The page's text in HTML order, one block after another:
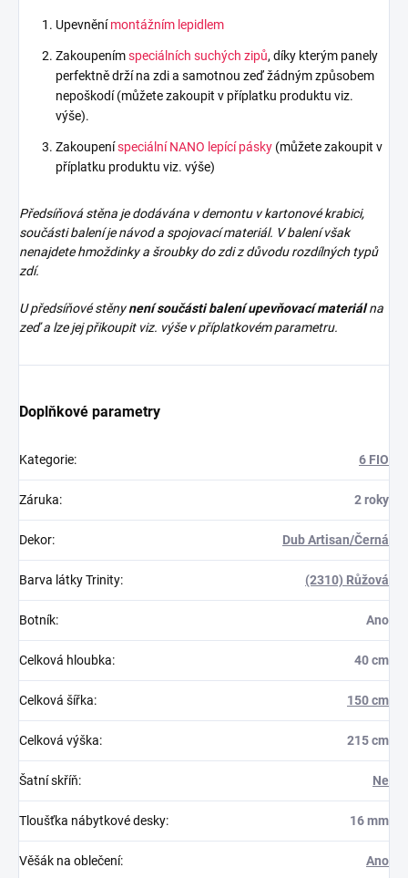
Upevněnímontážním lepidlem
Zakoupenímspeciálních suchých zipů, díky kterým panely
perfektně drží na zdi a samotnou zeď žádným způsobem
nepoškodí (můžete zakoupit v příplatku produktu viz.
výše).
Zakoupeníspeciální NANO lepící pásky (můžete zakoupit v
příplatku produktu viz. výše)
Předsíňová stěna je dodávána v demontu v kartonové krabici,
součásti balení je návod a spojovací materiál. V balení však
nenajdetehmoždinky a šroubky do zdi z důvodu rozdílných typů
zdí.
U předsíňové stěnynení součásti balení upevňovací materiálna
zeď a lze jej přikoupit viz. výše v příplatkovém parametru.
Doplňkové parametry
Kategorie: 6 FIO
Záruka: 2 roky
Dekor: Dub Artisan/Černá
Barva látky Trinity: (2310) Růžová
Botník: Ano
Celková hloubka: 40 cm
Celková šířka: 150 cm
Celková výška: 215 cm
Šatní skříň: Ne
Tloušťka nábytkové desky: 16 mm
Věšák na oblečení: Ano